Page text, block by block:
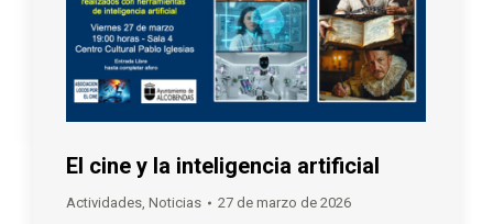
El cine y la inteligencia artificial
Actividades Noticias 27 de marzo de 2026